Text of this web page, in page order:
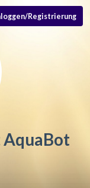
Registrierung
AquaBot